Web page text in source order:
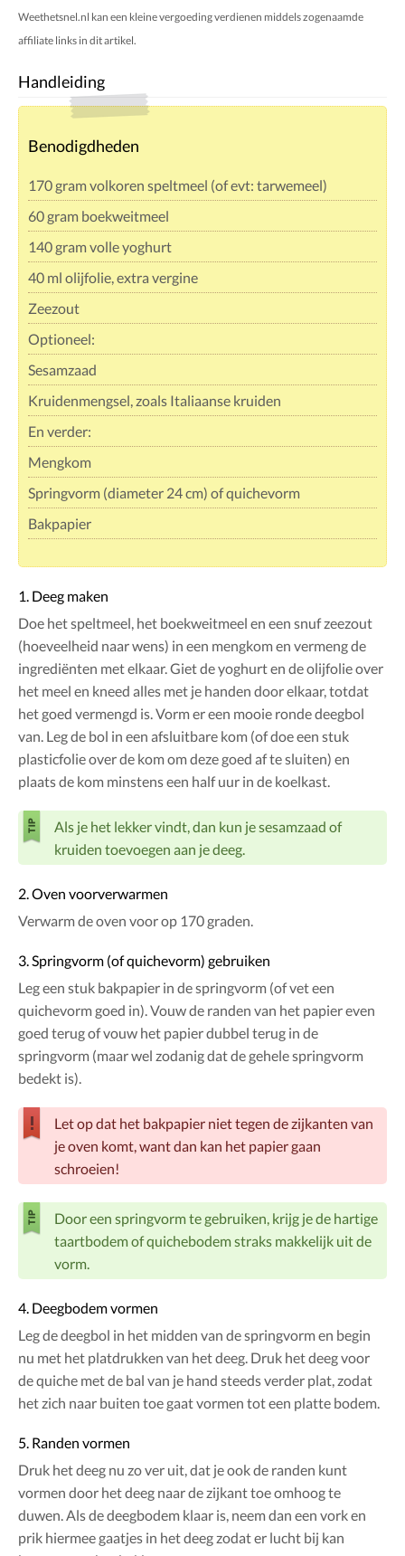
Weethetsnel.nl kan een kleine vergoeding verdienen middels zogenaamde
affiliate links in dit artikel.
Handleiding
Benodigdheden
170 gram volkoren speltmeel (of evt: tarwemeel)
60 gram boekweitmeel
140 gram volle yoghurt
40 ml olijfolie, extra vergine
Zeezout
Optioneel:
Sesamzaad
Kruidenmengsel, zoals Italiaanse kruiden
En verder:
Mengkom
Springvorm (diameter 24 cm) of quichevorm
Bakpapier
1. Deeg maken
Doe het speltmeel, het boekweitmeel en een snuf zeezout
(hoeveelheid naar wens) in een mengkom en vermeng de
ingrediënten met elkaar. Giet de yoghurt en de olijfolie over
het meel en kneed alles met je handen door elkaar, totdat
het goed vermengd is. Vorm er een mooie ronde deegbol
van. Leg de bol in een afsluitbare kom (of doe een stuk
plasticfolie over de kom om deze goed af te sluiten) en
plaats de kom minstens een half uur in de koelkast.
Als je het lekker vindt, dan kun je sesamzaad of
kruiden toevoegen aan je deeg.
2. Oven voorverwarmen
Verwarm de oven voor op 170 graden.
3. Springvorm (of quichevorm) gebruiken
Leg een stuk bakpapier in de springvorm (of vet een
quichevorm goed in). Vouw de randen van het papier even
goed terug of vouw het papier dubbel terug in de
springvorm (maar wel zodanig dat de gehele springvorm
bedekt is).
Let op dat het bakpapier niet tegen de zijkanten van
je oven komt, want dan kan het papier gaan
schroeien!
Door een springvorm te gebruiken, krijg je de hartige
taartbodem of quichebodem straks makkelijk uit de
vorm.
4. Deegbodem vormen
Leg de deegbol in het midden van de springvorm en begin
nu met het platdrukken van het deeg. Druk het deeg voor
de quiche met de bal van je hand steeds verder plat, zodat
het zich naar buiten toe gaat vormen tot een platte bodem.
5. Randen vormen
Druk het deeg nu zo ver uit, dat je ook de randen kunt
vormen door het deeg naar de zijkant toe omhoog te
duwen. Als de deegbodem klaar is, neem dan een vork en
prik hiermee gaatjes in het deeg zodat er lucht bij kan